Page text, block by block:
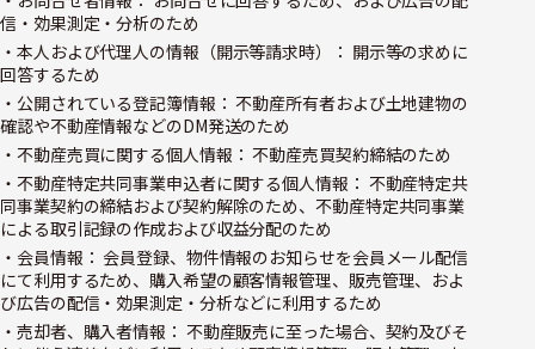
信・効果測定・分析のため
・本人および代理人の情報（開示等請求時）： 開示等の求めに
回答するため
・公開されている登記簿情報： 不動産所有者および土地建物の
確認や不動産情報などのDM発送のため
・不動産売買に関する個人情報： 不動産売買契約締結のため
・不動産特定共同事業申込者に関する個人情報： 不動産特定共
同事業契約の締結および契約解除のため、不動産特定共同事業
による取引記録の作成および収益分配のため
・会員情報： 会員登録、物件情報のお知らせを会員メール配信
にて利用するため、購入希望の顧客情報管理、販売管理、およ
び広告の配信・効果測定・分析などに利用するため
・売却者、購入者情報： 不動産販売に至った場合、契約及びそ